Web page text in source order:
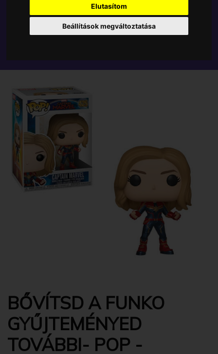
Elutasítom
Beállítások megváltoztatása
BŐVÍTSD A FUNKO
GYŰJTEMÉNYED
TOVÁBBI- POP -